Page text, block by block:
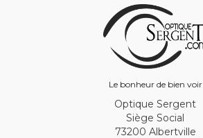
Le bonheur de bien voir
Optique Sergent
Siège Social
73200 Albertville